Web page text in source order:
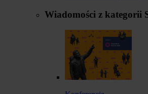
Wiadomości z kategorii